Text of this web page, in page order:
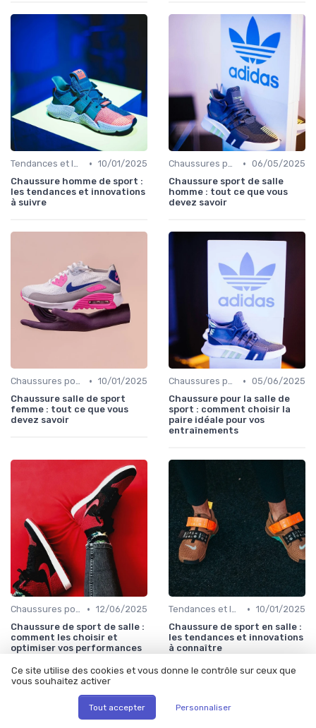
Tendances et Innovations • 10/01/2025
Chaussure homme de sport :
les tendances et innovations
à suivre
Chaussures pour le Gym et le Fitness • 06/05/2025
Chaussure sport de salle
homme : tout ce que vous
devez savoir
Chaussures pour le Gym et le Fitness • 10/01/2025
Chaussure salle de sport
femme : tout ce que vous
devez savoir
Chaussures pour le Gym et le Fitness • 05/06/2025
Chaussure pour la salle de
sport : comment choisir la
paire idéale pour vos
entraînements
Chaussures pour le Gym et le Fitness • 12/06/2025
Chaussure de sport de salle :
comment les choisir et
optimiser vos performances
Tendances et Innovations • 10/01/2025
Chaussure de sport en salle :
les tendances et innovations
à connaître
Ce site utilise des cookies et vous donne le contrôle sur ceux que
vous souhaitez activer
Tout accepter Personnaliser